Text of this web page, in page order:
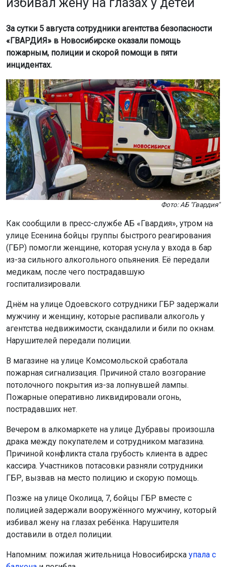
Фото: АБ "Гвардия"
Как сообщили в пресс-службе АБ «Гвардия», утром на
(ГБР) помогли женщине, которая уснула у входа в бар
из-за сильного алкогольного опьянения. Её передали
медикам, после чего пострадавшую
госпитализировали.
Днём на улице Одоевского сотрудники ГБР задержали
мужчину и женщину, которые распивали алкоголь у
агентства недвижимости, скандалили и били по окнам.
Нарушителей передали полиции.
В магазине на улице Комсомольской сработала
потолочного покрытия из-за лопнувшей лампы.
Пожарные оперативно ликвидировали огонь,
пострадавших нет.
Вечером в алкомаркете на улице Дубравы произошла
драка между покупателем и сотрудником магазина.
кассира. Участников потасовки разняли сотрудники
ГБР, вызвав на место полицию и скорую помощь.
Позже на улице Околица, 7, бойцы ГБР вместе с
избивал жену на глазах ребёнка. Нарушителя
доставили в отдел полиции.
Напомним: пожилая жительница Новосибирска
балконаи погибла.
Поделиться новостью:
Автор: Алиса Новохатская
Читать все
публикации автора
Агентство новостейОТС-Горсайт
АБ "Гвардия" происшествия
общество